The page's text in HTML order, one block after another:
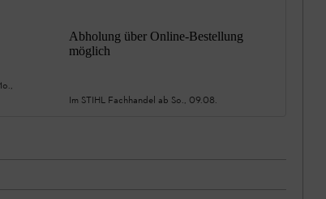
Abholung über Online-Bestellung
möglich
Im STIHL Fachhandel ab So., 09.08.